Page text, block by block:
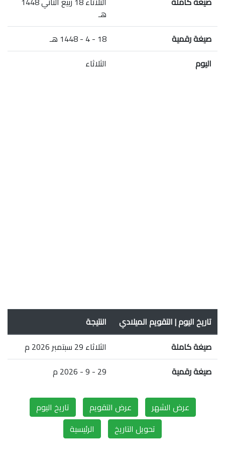
هـ
صيغة رقمية
18 - 4 - 1448 هـ
اليوم
الثلاثاء
تاريخ اليوم | التقويم الميلادي
النتيجة
صيغة كاملة
الثلاثاء 29 سبتمبر 2026 م
صيغة رقمية
29 - 9 - 2026 م
عرض الشهر عرض التقويم
تاريخ اليوم
تحويل التاريخ
الرئيسية